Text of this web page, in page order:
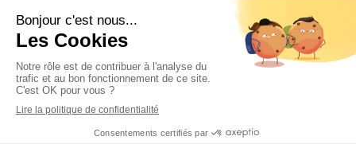
RESPONSABILITÉ CIVILE PROFESSIONNELLE
Votre professionnel justifie d’un contrat de Responsabilité Civile
Professionnelle (RC PRO) souscrit auprès de FILIA-MAÏF sous le
numéro 7404976H
© 2025 Mf Marchand | Design: Mf Marchand |